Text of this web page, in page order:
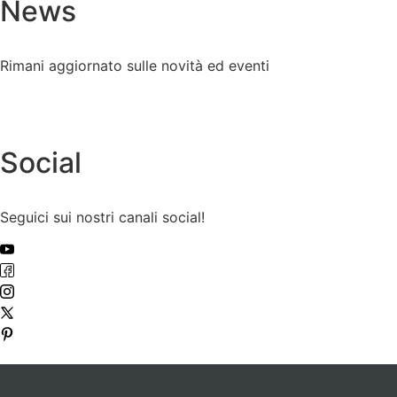
News
Rimani aggiornato sulle novità ed eventi
Social
Seguici sui nostri canali social!